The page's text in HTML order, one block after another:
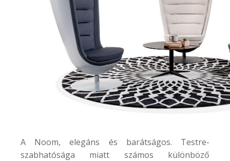
A Noom, elegáns és barátságos. Testre-
szabhatósága miatt számos különböző